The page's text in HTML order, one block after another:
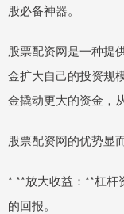
股必备神器。
股票配资网是一种提
金扩大自己的投资规
金撬动更大的资金，
股票配资网的优势显
* **放大收益：**杠杆
的回报。